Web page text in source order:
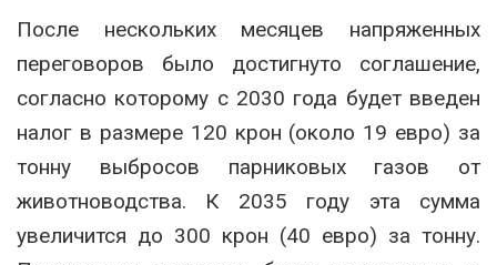
После нескольких месяцев напряженных
переговоров было достигнуто соглашение,
согласно которому с 2030 года будет введен
налог в размере 120 крон (около 19 евро) за
тонну выбросов парниковых газов от
животноводства. К 2035 году эта сумма
увеличится до 300 крон (40 евро) за тонну.